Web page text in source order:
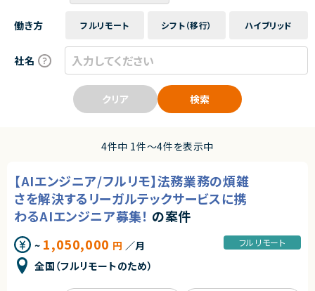
働き方 フルリモート シフト（移行） ハイブリッド
社名
クリア 検索
4件中 1件〜4件を表示中
【AIエンジニア/フルリモ】法務業務の煩雑
さを解決するリーガルテックサービスに携
わるAIエンジニア募集！ の案件
~ 1,050,000 円 ／月
全国（フルリモートのため）
フルリモート